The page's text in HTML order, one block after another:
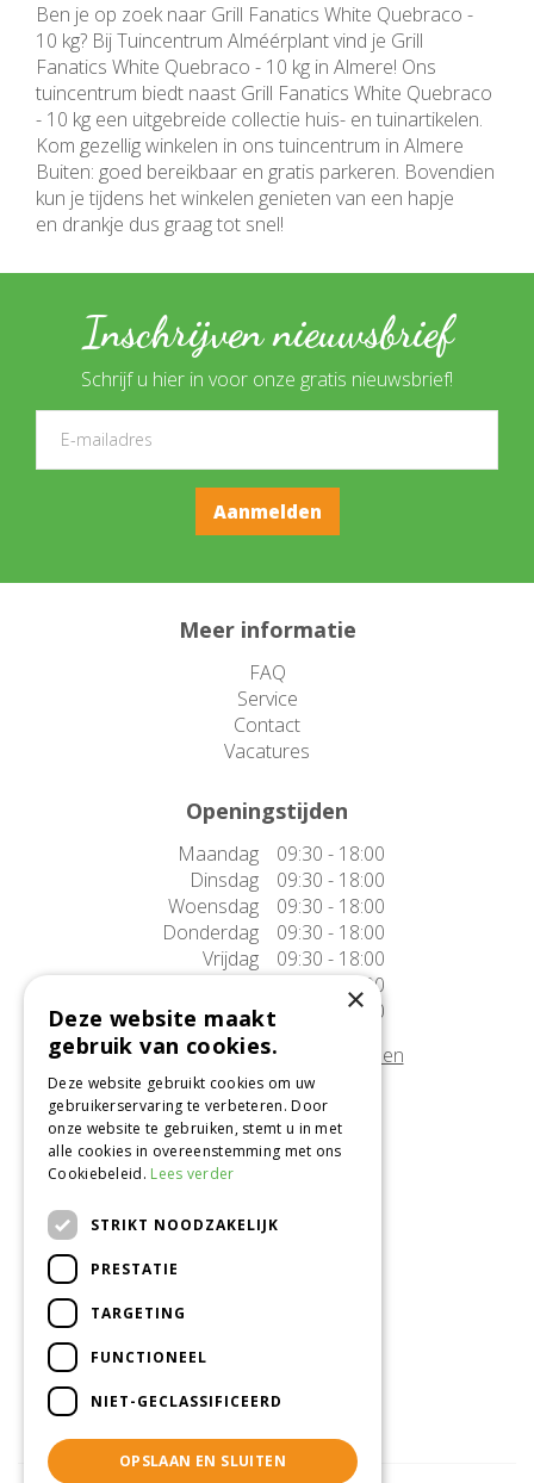
Ben je op zoek naar Grill Fanatics White Quebraco -
10 kg? Bij Tuincentrum Alméérplant vind je Grill
Fanatics White Quebraco - 10 kg in Almere! Ons
tuincentrum biedt naast Grill Fanatics White Quebraco
- 10 kg een uitgebreide collectie huis- en tuinartikelen.
Kom gezellig winkelen in ons tuincentrum in Almere
Buiten: goed bereikbaar en gratis parkeren. Bovendien
kun je tijdens het winkelen genieten van een hapje
en drankje dus graag tot snel!
Inschrijven nieuwsbrief
Schrijf u hier in voor onze gratis nieuwsbrief!
Meer informatie
FAQ
Service
Contact
Vacatures
Openingstijden
Maandag
09:30 - 18:00
Dinsdag
09:30 - 18:00
Woensdag
09:30 - 18:00
Donderdag
09:30 - 18:00
Vrijdag
09:30 - 18:00
Zaterdag
09:30 - 17:00
Zondag
10:00 - 17:00
Afwijkende openingstijden tonen
Onze locatie
Tuincentrum Alméérplant
Jac. P. Thijsseweg 4
pinterest
×
Deze website maakt
gebruik van cookies.
Deze website gebruikt cookies om uw
gebruikerservaring te verbeteren. Door
onze website te gebruiken, stemt u in met
alle cookies in overeenstemming met ons
Cookiebeleid. Lees verder
STRIKT NOODZAKELIJK
PRESTATIE
TARGETING
FUNCTIONEEL
NIET-GECLASSIFICEERD
OPSLAAN EN SLUITEN